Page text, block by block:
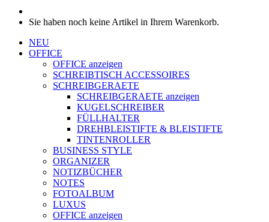
Sie haben noch keine Artikel in Ihrem Warenkorb.
NEU
OFFICE
OFFICE anzeigen
SCHREIBTISCH ACCESSOIRES
SCHREIBGERAETE
SCHREIBGERAETE anzeigen
KUGELSCHREIBER
FÜLLHALTER
DREHBLEISTIFTE & BLEISTIFTE
TINTENROLLER
BUSINESS STYLE
ORGANIZER
NOTIZBÜCHER
NOTES
FOTOALBUM
LUXUS
OFFICE anzeigen